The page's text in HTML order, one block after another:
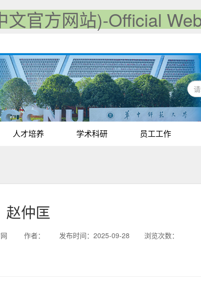
官方网站)-Official
人才培养 学术科研 员工工作
赵仲匡
作者： 发布时间：2025-09-28 浏览次数：